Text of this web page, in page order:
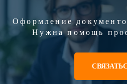
Оформление
Нужна помощь